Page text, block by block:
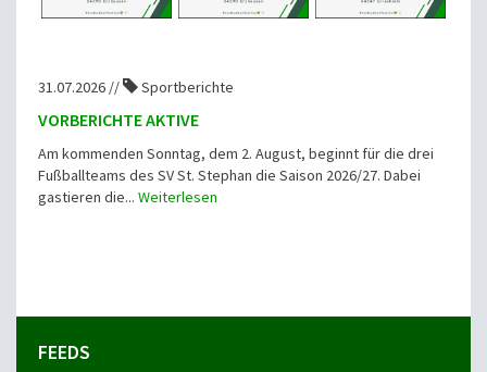
31.07.2026 // Sportberichte
VORBERICHTE AKTIVE
Am kommenden Sonntag, dem 2. August, beginnt für die drei
Fußballteams des SV St. Stephan die Saison 2026/27. Dabei
gastieren die... Weiterlesen
FEEDS